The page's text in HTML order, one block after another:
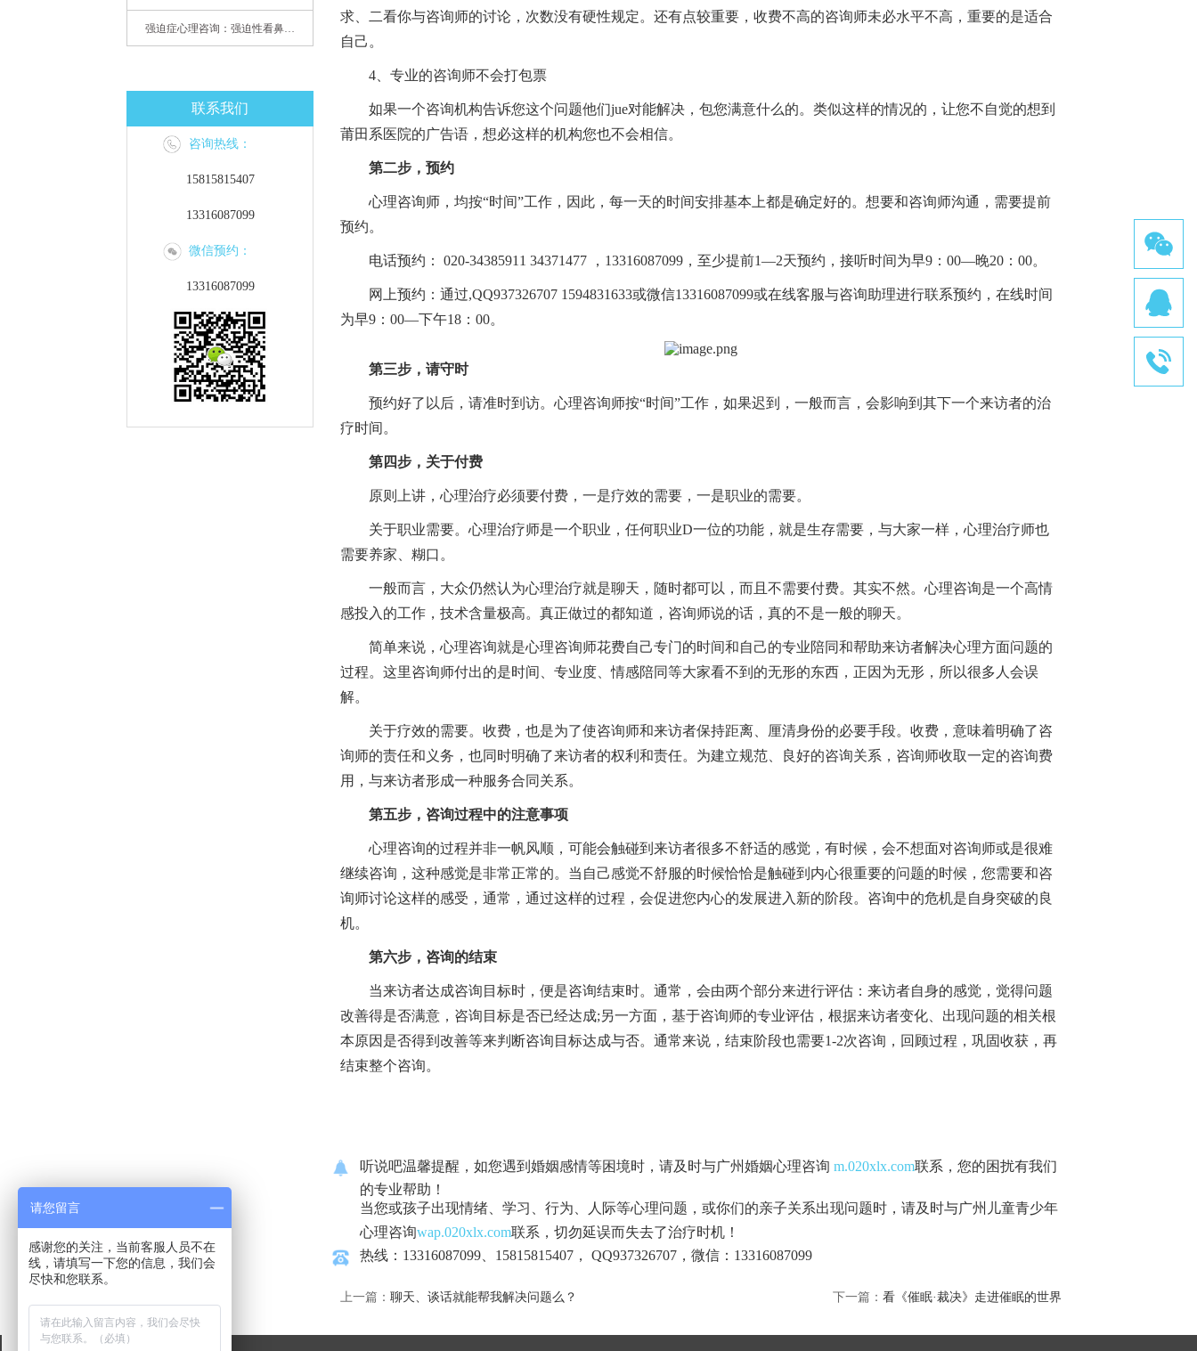
强迫症心理咨询：强迫性看鼻尖，害我无法学习
联系我们
咨询热线：
15815815407
13316087099
微信预约：
13316087099
求、二看你与咨询师的讨论，次数没有硬性规定。还有点较重要，收费不高的咨询师未必水平不高，重要的是适合
自己。
4、专业的咨询师不会打包票
如果一个咨询机构告诉您这个问题他们jue对能解决，包您满意什么的。类似这样的情况的，让您不自觉的想到
莆田系医院的广告语，想必这样的机构您也不会相信。
第二步，预约
心理咨询师，均按“时间”工作，因此，每一天的时间安排基本上都是确定好的。想要和咨询师沟通，需要提前
预约。
电话预约： 020-34385911 34371477 ，13316087099，至少提前1—2天预约，接听时间为早9：00—晚20：00。
网上预约：通过,QQ937326707 1594831633或微信13316087099或在线客服与咨询助理进行联系预约，在线时间
为早9：00—下午18：00。
第三步，请守时
预约好了以后，请准时到访。心理咨询师按“时间”工作，如果迟到，一般而言，会影响到其下一个来访者的治
疗时间。
第四步，关于付费
原则上讲，心理治疗必须要付费，一是疗效的需要，一是职业的需要。
关于职业需要。心理治疗师是一个职业，任何职业D一位的功能，就是生存需要，与大家一样，心理治疗师也
需要养家、糊口。
一般而言，大众仍然认为心理治疗就是聊天，随时都可以，而且不需要付费。其实不然。心理咨询是一个高情
感投入的工作，技术含量极高。真正做过的都知道，咨询师说的话，真的不是一般的聊天。
简单来说，心理咨询就是心理咨询师花费自己专门的时间和自己的专业陪同和帮助来访者解决心理方面问题的
过程。这里咨询师付出的是时间、专业度、情感陪同等大家看不到的无形的东西，正因为无形，所以很多人会误
解。
关于疗效的需要。收费，也是为了使咨询师和来访者保持距离、厘清身份的必要手段。收费，意味着明确了咨
询师的责任和义务，也同时明确了来访者的权利和责任。为建立规范、良好的咨询关系，咨询师收取一定的咨询费
用，与来访者形成一种服务合同关系。
第五步，咨询过程中的注意事项
心理咨询的过程并非一帆风顺，可能会触碰到来访者很多不舒适的感觉，有时候，会不想面对咨询师或是很难
继续咨询，这种感觉是非常正常的。当自己感觉不舒服的时候恰恰是触碰到内心很重要的问题的时候，您需要和咨
询师讨论这样的感受，通常，通过这样的过程，会促进您内心的发展进入新的阶段。咨询中的危机是自身突破的良
机。
第六步，咨询的结束
当来访者达成咨询目标时，便是咨询结束时。通常，会由两个部分来进行评估：来访者自身的感觉，觉得问题
改善得是否满意，咨询目标是否已经达成;另一方面，基于咨询师的专业评估，根据来访者变化、出现问题的相关根
本原因是否得到改善等来判断咨询目标达成与否。通常来说，结束阶段也需要1-2次咨询，回顾过程，巩固收获，再
结束整个咨询。
听说吧温馨提醒，如您遇到婚姻感情等困境时，请及时与广州婚姻心理咨询 m.020xlx.com联系，您的困扰有我们
的专业帮助！
当您或孩子出现情绪、学习、行为、人际等心理问题，或你们的亲子关系出现问题时，请及时与广州儿童青少年
心理咨询wap.020xlx.com联系，切勿延误而失去了治疗时机！
热线：13316087099、15815815407， QQ937326707，微信：13316087099
上一篇： 聊天、谈话就能帮我解决问题么？ 下一篇： 看《催眠·裁决》走进催眠的世界
请您留言
感谢您的关注，当前客服人员不在
线，请填写一下您的信息，我们会
尽快和您联系。